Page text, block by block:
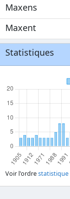
Maxens
Maxent
Statistiques
Voir l'ordrestatistique